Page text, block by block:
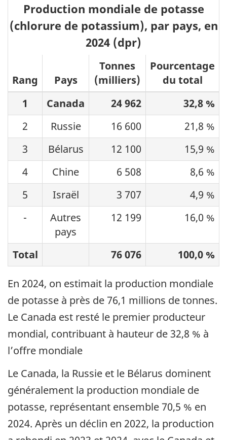
Production mondiale de potasse
(chlorure de potassium), par pays, en
2024 (dpr)
Rang Pays
Tonnes
(milliers)
Pourcentage
du total
1
Canada 24 962
32,8 %
2
Russie 16 600
21,8 %
3
Bélarus 12 100
15,9 %
4
Chine 6 508
8,6 %
5
Israël 3 707
4,9 %
-
Autres
pays
12 199 16,0 %
Total 76 076 100,0 %
En 2024, on estimait la production mondiale
de potasse à près de 76,1 millions de tonnes.
Le Canada est resté le premier producteur
mondial, contribuant à hauteur de 32,8 % à
l’offre mondiale
Le Canada, la Russie et le Bélarus dominent
généralement la production mondiale de
potasse, représentant ensemble 70,5 % en
2024. Après un déclin en 2022, la production